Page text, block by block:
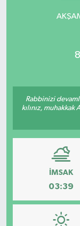
Rabbinizi
kılınız,
İMSAK
03:39